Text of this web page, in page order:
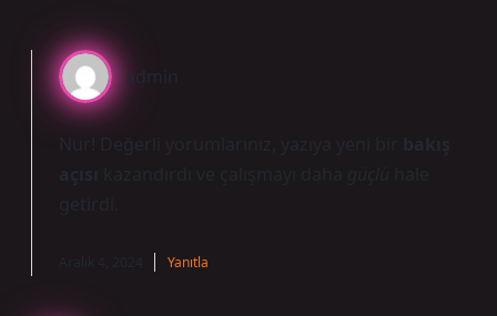
admin
Nur! Değerli yorumlarınız, yazıya yeni bir
bakış
açısı
kazandırdı ve çalışmayı daha güçlü hale
getirdi.
Yanıtla